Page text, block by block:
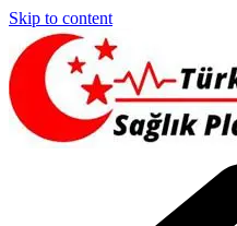
Skip to content